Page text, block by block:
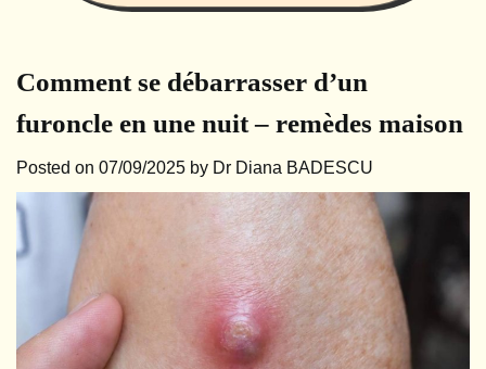
Comment se débarrasser d’un
furoncle en une nuit – remèdes maison
Posted on 07/09/2025 by Dr Diana BADESCU